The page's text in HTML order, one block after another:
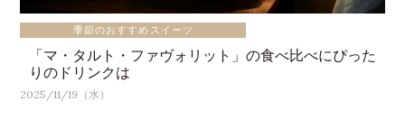
季節のおすすめスイーツ
「マ・タルト・ファヴォリット」の食べ比べにぴった
りのドリンクは
2025/11/19（水）